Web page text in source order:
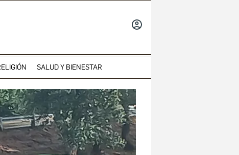
SALUD Y BIENESTAR